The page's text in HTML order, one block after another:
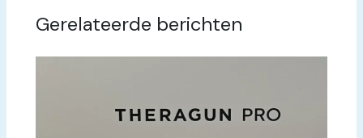
Gerelateerde berichten